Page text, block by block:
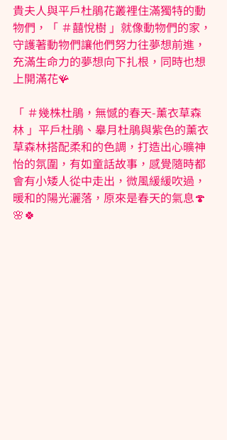
貴夫人與平戶杜鵑花叢裡住滿獨特的動
物們，「 ＃囍悅樹 」就像動物們的家，
守護著動物們讓他們努力往夢想前進，
充滿生命力的夢想向下扎根，同時也想
上開滿花🪸
「 ＃幾株杜鵑，無憾的春天-薰衣草森
林 」平戶杜鵑、𦤑月杜鵑與紫色的薰衣
草森林搭配柔和的色調，打造出心曠神
怡的氛圍，有如童話故事，感覺隨時都
會有小矮人從中走出，微風緩緩吹過，
暖和的陽光灑落，原來是春天的氣息🍄
🌸🍀